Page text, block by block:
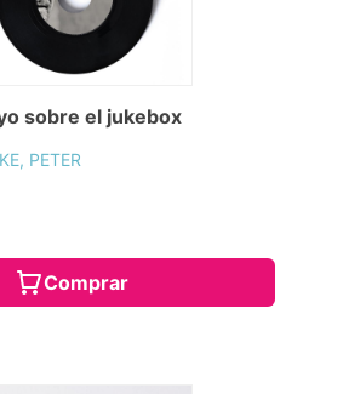
sobre el jukebox
PETER
Comprar